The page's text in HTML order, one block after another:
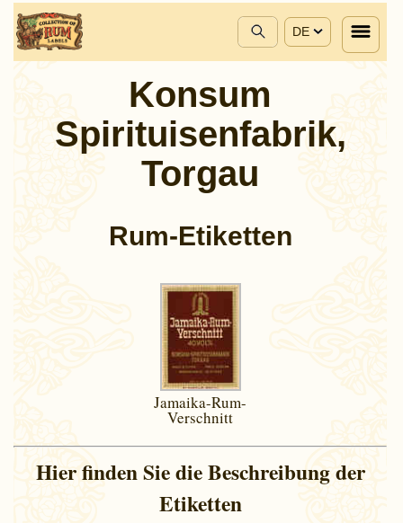
DE
Konsum
Spirituisenfabrik,
Torgau
Rum-Etiketten
Jamaika-Rum-
Verschnitt
Hier finden Sie die Beschreibung der
Etiketten